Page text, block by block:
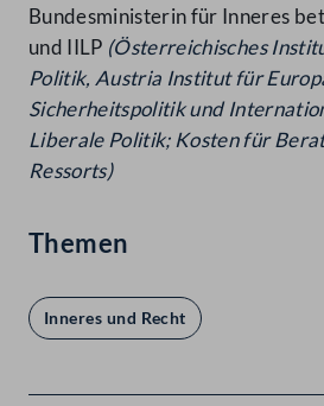
Bundesministerin für Inneres
und IILP (Österreichisches
Politik, Austria Institut für
Sicherheitspolitik und
Liberale Politik; Kosten für
Ressorts)
Themen
Inneres und Recht